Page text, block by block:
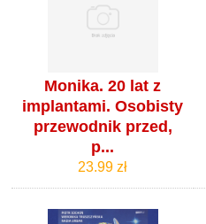
Monika. 20 lat z
implantami. Osobisty
przewodnik przed,
p...
23.99 zł